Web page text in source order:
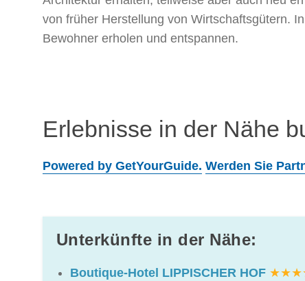
von früher Herstellung von Wirtschaftsgütern.
Bewohner erholen und entspannen.
Erlebnisse in der Nähe
Powered by GetYourGuide. Werden Sie
Unterkünfte in der Nähe:
Boutique-Hotel LIPPISCHER HOF